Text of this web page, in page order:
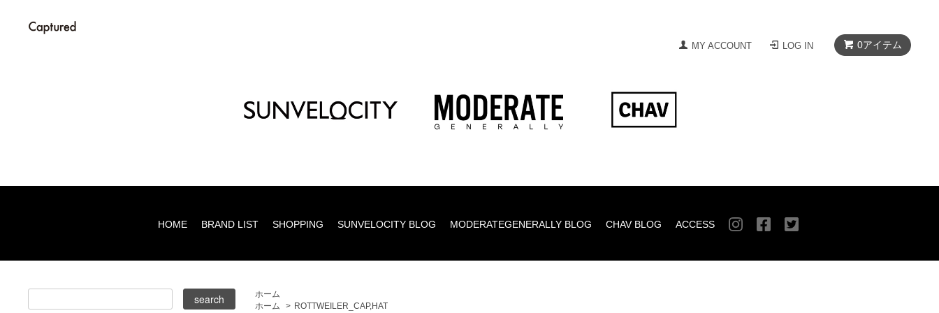
0アイテム
MY ACCOUNT LOG IN
HOME BRAND LIST SHOPPING SUNVELOCITY BLOG MODERATEGENERALLY BLOG CHAV BLOG ACCESS
ホーム
ホーム
> ROTTWEILER_CAP,HAT